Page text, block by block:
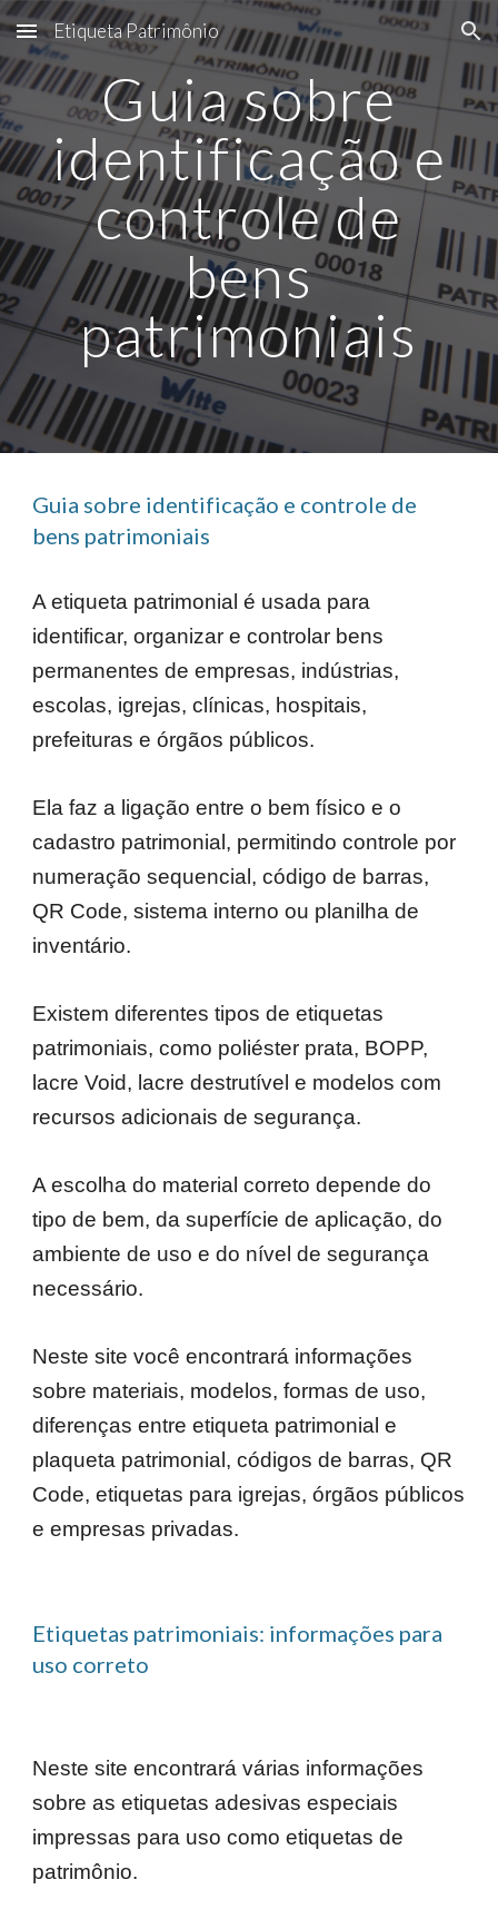
Skip to main content Skip to navigation
Etiqueta Patrimônio
Guia sobre
identificação e
controle de
bens
patrimoniais
Guia sobre identificação e controle de
bens patrimoniais
A etiqueta patrimonial é usada para
identificar, organizar e controlar bens
permanentes de empresas, indústrias,
escolas, igrejas, clínicas, hospitais,
prefeituras e órgãos públicos.
Ela faz a ligação entre o bem físico e o
cadastro patrimonial, permitindo controle por
numeração sequencial, código de barras,
QR Code, sistema interno ou planilha de
inventário.
Existem diferentes tipos de etiquetas
patrimoniais, como poliéster prata, BOPP,
lacre Void, lacre destrutível e modelos com
recursos adicionais de segurança.
A escolha do material correto depende do
tipo de bem, da superfície de aplicação, do
ambiente de uso e do nível de segurança
necessário.
Neste site você encontrará informações
sobre materiais, modelos, formas de uso,
diferenças entre etiqueta patrimonial e
plaqueta patrimonial, códigos de barras, QR
Code, etiquetas para igrejas, órgãos públicos
e empresas privadas.
Etiquetas patrimoniais: informações para
uso correto
Neste site encontrará várias informações
sobre as etiquetas adesivas especiais
impressas para uso como etiquetas de
patrimônio.